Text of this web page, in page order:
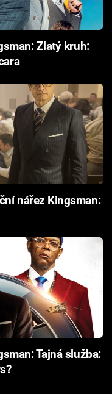
Zlatý kruh:
nářez Kingsman:
Tajná služba: